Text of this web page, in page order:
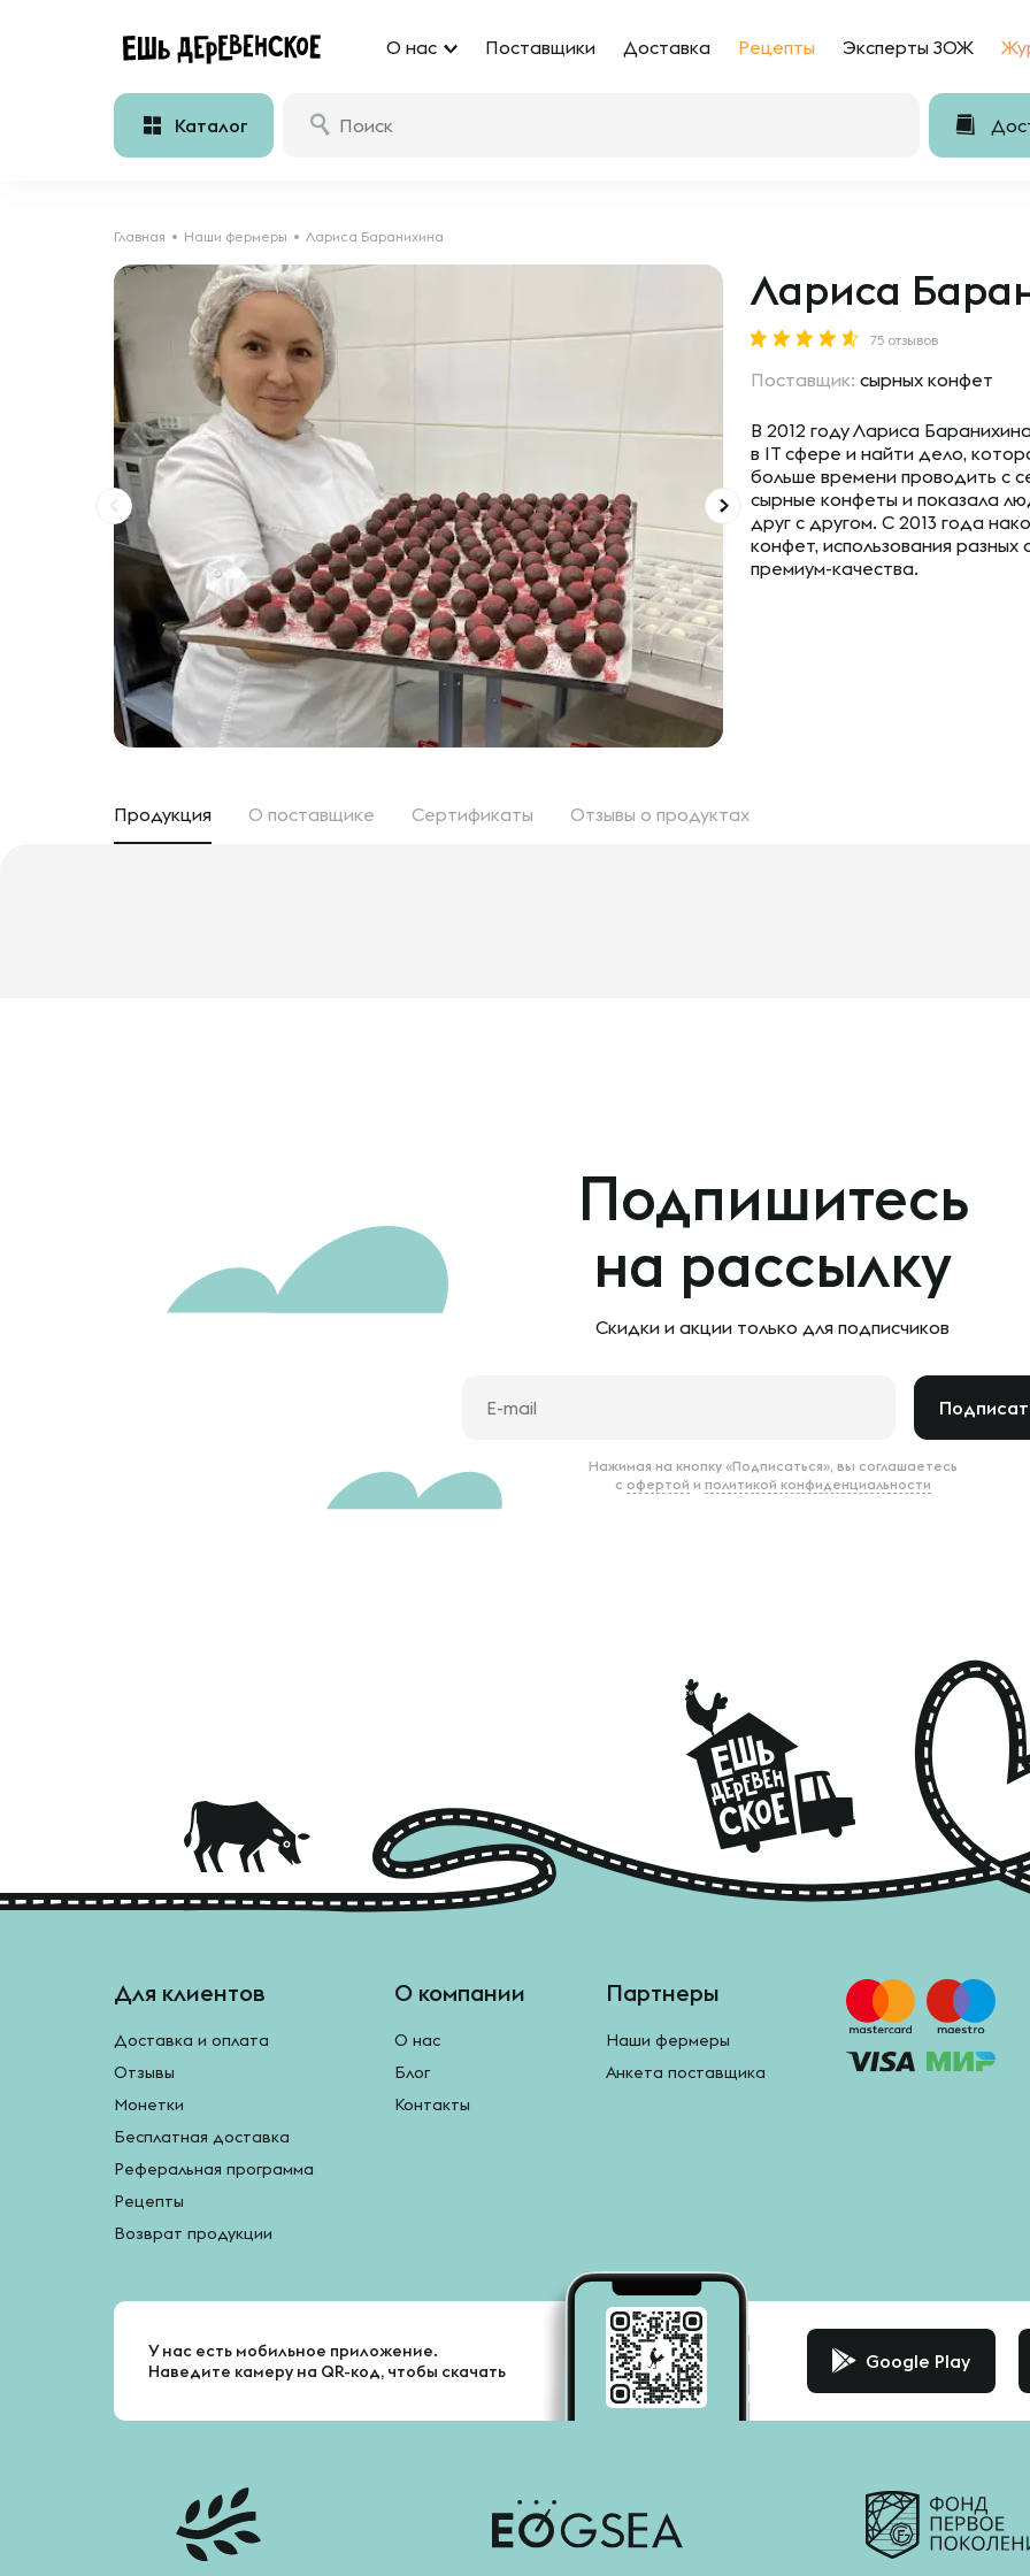
О нас Поставщики Доставка Рецепты Эксперты ЗОЖ
Каталог
Главная Наши фермеры Лариса Баранихина
Лариса
75 отзывов
Поставщик: сырных конфет
В 2012 году Лариса
в IT сфере и найти дело,
больше времени проводить с
сырные конфеты и показала
друг с другом. С 2013 года
конфет, использования
премиум-качества.
Продукция О поставщике Сертификаты Отзывы о продуктах
Подпишитесь
на рассылку
Скидки и акции только для подписчиков
Нажимая на кнопку «Подписаться», вы соглашаетесь
с офертой и политикой конфиденциальности
Для клиентов
Доставка и оплата
Отзывы
Монетки
Бесплатная доставка
Реферальная программа
Рецепты
Возврат продукции
О компании
О нас
Блог
Контакты
Партнеры
Наши фермеры
Анкета поставщика
У нас есть мобильное приложение.
Наведите камеру на QR-код, чтобы скачать
Google Play